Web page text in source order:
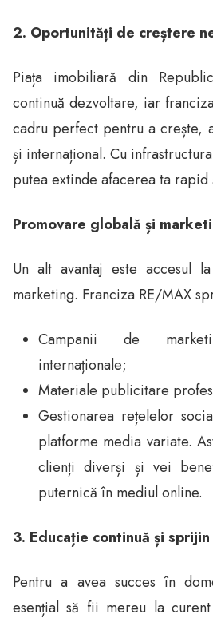
2. Oportunități de creștere
Piața imobiliară din
continuă dezvoltare, iar
cadru perfect pentru a crește,
și internațional. Cu
putea extinde afacerea ta rapid
Promovare globală și
Un alt avantaj este accesul
marketing. Franciza RE/MAX
Campanii de
internaționale;
Materiale publicitare
Gestionarea rețelelor
platforme media variate.
clienți diverși și vei
puternică în mediul online.
3. Educație continuă și
Pentru a avea succes în
esențial să fii mereu la